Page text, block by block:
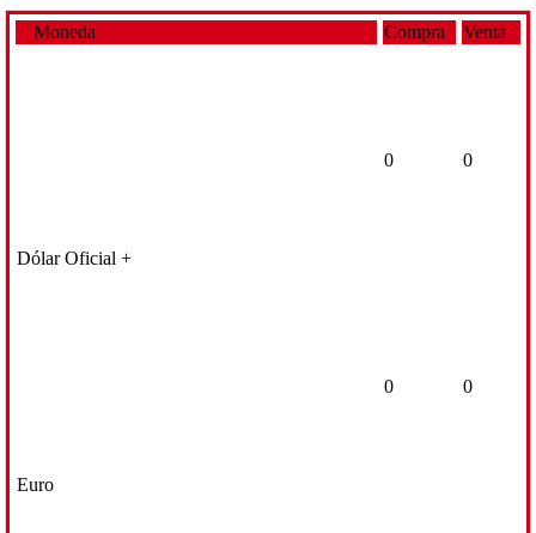
Moneda Compra Venta
Dólar Oficial +
0 0
Euro
0 0